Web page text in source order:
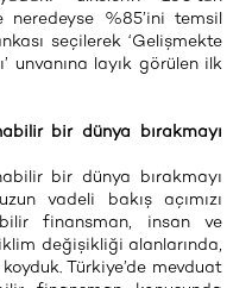
neredeyse %85’ini temsil
seçilerek ‘Gelişmekte
unvanına layık görülen ilk
bir dünya bırakmayı
bir dünya bırakmayı
vadeli bakış açımızı
finansman, insan ve
değişikliği alanlarında,
Türkiye’de mevduat